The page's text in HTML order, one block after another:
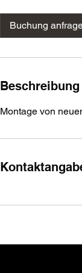
Buchung
Beschreibung
Montage von